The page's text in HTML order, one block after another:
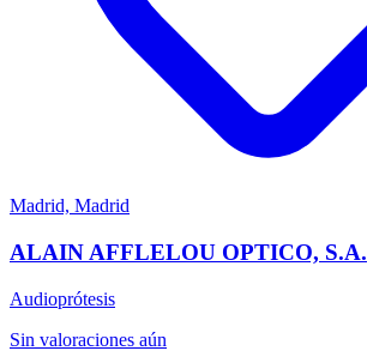
Madrid, Madrid
ALAIN AFFLELOU OPTICO, S.A.
Audioprótesis
Sin valoraciones aún